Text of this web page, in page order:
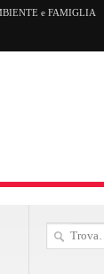
e FAMIGLIA